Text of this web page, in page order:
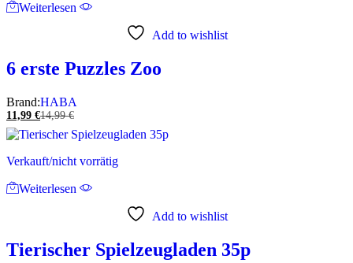
Weiterlesen
Add to wishlist
6 erste Puzzles Zoo
Brand:HABA
11,99 €14,99€
Verkauft/nicht vorrätig
Weiterlesen
Add to wishlist
Tierischer Spielzeugladen 35p